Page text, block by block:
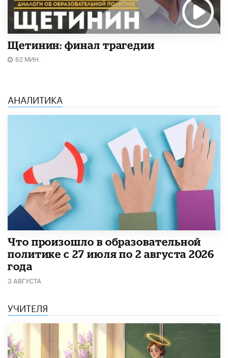
Щетинин: финал трагедии
62 МИН.
АНАЛИТИКА
​Что произошло в образовательной
политике с 27 июля по 2 августа 2026
года
3 АВГУСТА
УЧИТЕЛЯ